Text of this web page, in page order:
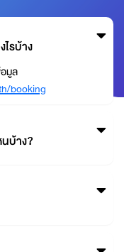
รบ้าง
มูล
booking
บ้าง?